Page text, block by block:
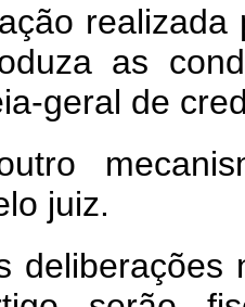
as
geral de
juiz.